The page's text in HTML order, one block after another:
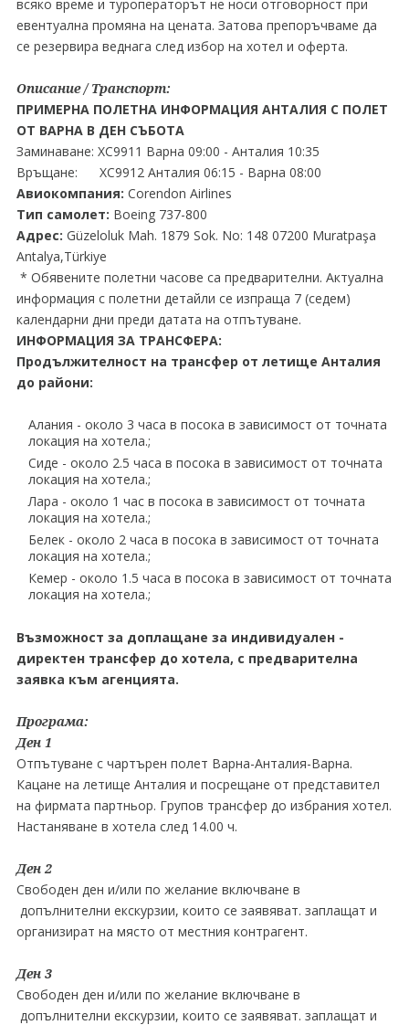
всяко време и туроператорът не носи отговорност при
евентуална промяна на цената. Затова препоръчваме да
се резервира веднага след избор на хотел и оферта.
Описание / Транспорт:
ПРИМЕРНА ПОЛЕТНА ИНФОРМАЦИЯ АНТАЛИЯ С ПОЛЕТ
ОТ ВАРНА В ДЕН СЪБОТА
Заминаване: XC9911 Варна 09:00 - Анталия 10:35
Връщане: XC9912 Анталия 06:15 - Варна 08:00
Авиокомпания: Corendon Airlines
Тип самолет: Boeing 737-800
Адрес: Güzeloluk Mah. 1879 Sok. No: 148 07200 Muratpaşa
Antalya,Türkiye
* Обявените полетни часове са предварителни. Актуална
информация с полетни детайли се изпраща 7 (седем)
календарни дни преди датата на отпътуване.
ИНФОРМАЦИЯ ЗА ТРАНСФЕРА:
Продължителност на трансфер от летище Анталия
до райони:
Алания - около 3 часа в посока в зависимост от точната
локация на хотела.;
Сиде - около 2.5 часа в посока в зависимост от точната
локация на хотела.;
Лара - около 1 час в посока в зависимост от точната
локация на хотела.;
Белек - около 2 часа в посока в зависимост от точната
локация на хотела.;
Кемер - около 1.5 часа в посока в зависимост от точната
локация на хотела.;
Възможност за доплащане за индивидуален -
директен трансфер до хотела, с предварителна
заявка към агенцията.
Програма:
Ден 1
Отпътуване с чартърен полет Варна-Анталия-Варна.
Кацане на летище Анталия и посрещане от представител
на фирмата партньор. Групов трансфер до избрания хотел.
Настаняване в хотела след 14.00 ч.
Ден 2
Свободен ден и/или по желание включване в
допълнителни екскурзии, които се заявяват. заплащат и
организират на място от местния контрагент.
Ден 3
Свободен ден и/или по желание включване в
допълнителни екскурзии, които се заявяват. заплащат и